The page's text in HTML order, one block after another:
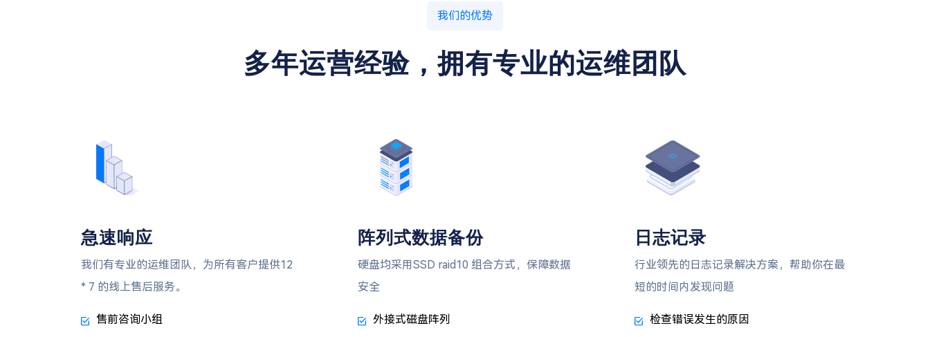
我们的优势
多年运营经验，拥有专业的运维团队
急速响应
我们有专业的运维团队，为所有客户提供12
* 7 的线上售后服务。
售前咨询小组
阵列式数据备份
硬盘均采用SSD raid10 组合方式，保障数据
安全
外接式磁盘阵列
日志记录
行业领先的日志记录解决方案，帮助你在最
短的时间内发现问题
检查错误发生的原因